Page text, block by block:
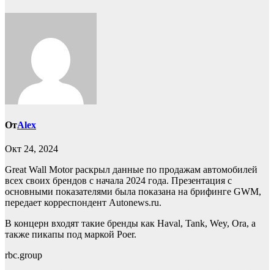
ОтAlex
Окт 24, 2024
Great Wall Motor раскрыл данные по продажам автомобилей
всех своих брендов с начала 2024 года. Презентация с
основными показателями была показана на брифинге GWM,
передает корреспондент Autonews.ru.
В концерн входят такие бренды как Haval, Tank, Wey, Ora, а
также пикапы под маркой Poer.
rbc.group